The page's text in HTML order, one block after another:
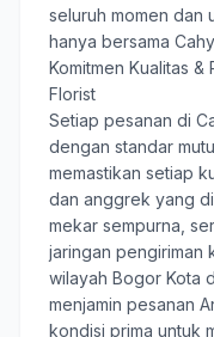
seluruh momen dan
hanya bersama
Komitmen Kualitas
Florist
Setiap pesanan di
dengan standar
memastikan setiap
dan anggrek yang
mekar sempurna,
jaringan pengiriman
wilayah Bogor Kota
menjamin pesanan
kondisi prima untuk